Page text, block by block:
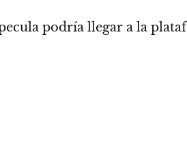
podría llegar a la